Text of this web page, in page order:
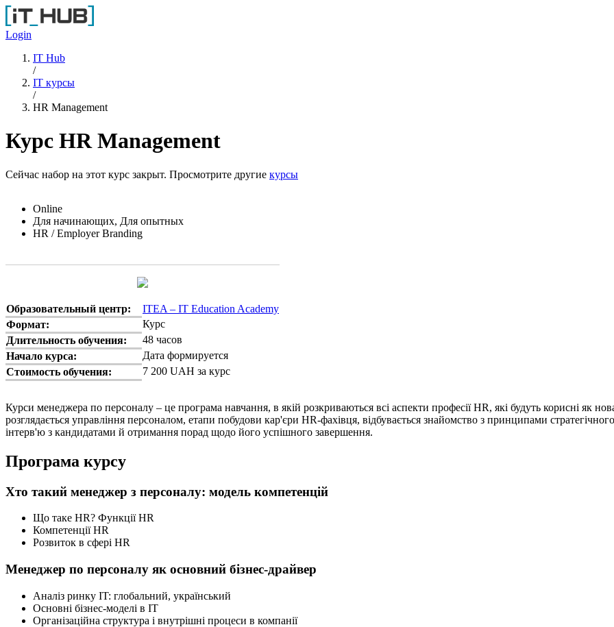
Перейти к основному содержанию
Login
IT Hub
/
IT курсы
/
HR Management
Курс HR Management
Сейчас набор на этот курс закрыт. Просмотрите другие курсы
Online
Для начинающих, Для опытных
HR / Employer Branding
Образовательный центр:
ITEA – IT Education Academy
Формат:
Курс
Длительность обучения:
48 часов
Начало курса:
Дата формируется
Стоимость обучения:
7 200 UAH за курс
Курси менеджера по персоналу – це програма навчання, в якій розкриваються всі аспекти професії HR, які будуть корисні як
розглядається управління персоналом, етапи побудови кар'єри HR-фахівця, відбувається знайомство з принципами
інтерв'ю з кандидатами й отримання порад щодо його успішного завершення.
Програма курсу
Хто такий менеджер з персоналу: модель компетенцій
Що таке HR? Функції HR
Компетенції HR
Розвиток в сфері HR
Менеджер по персоналу як основний бізнес-драйвер
Аналіз ринку IT: глобальний, український
Основні бізнес-моделі в IT
Організаційна структура і внутрішні процеси в компанії